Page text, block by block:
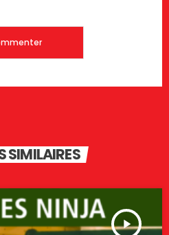
SIMILAIRES
play_arrow